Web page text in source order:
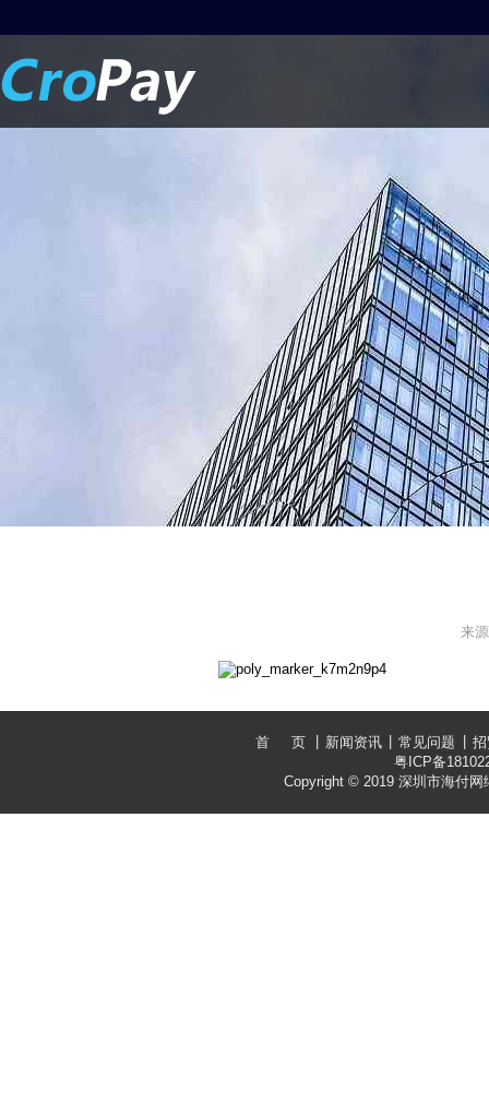
来
poly_marker_k7m2n9p4
首 页 新闻资讯 常见问题
粤ICP备
Copyright © 2019 深圳市海付网